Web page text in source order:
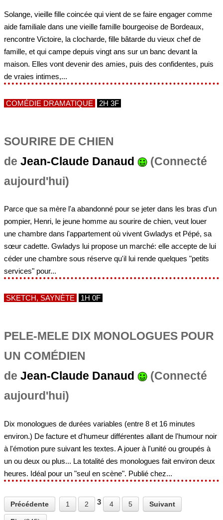
Solange, vieille fille coincée qui vient de se faire engager comme
aide familiale dans une vieille famille bourgeoise de Bordeaux,
rencontre Victoire, la clocharde, fille bâtarde du vieux chef de
famille, et qui campe depuis vingt ans sur un banc devant la
maison. Elles vont devenir des amies, puis des confidentes, puis
de vraies intimes,...
COMÉDIE DRAMATIQUE 2H 3F
SOURIRE DE CHIEN
de Jean-Claude Danaud
(Connecté
aujourd'hui)
Parce que sa mère l'a abandonné pour se jeter dans les bras d'un
pompier, Henri, le jeune homme au sourire de chien, veut louer
une chambre dans l'appartement où vivent Gwladys et Pépé, sa
sœur cadette. Gwladys lui propose un marché: elle accepte de lui
céder une chambre sous réserve qu'il lui rende quelques "petits
services" pour...
SKETCH, SAYNÈTE 1H 0F
PELE-MELE DIX MONOLOGUES POUR
UN COMÉDIEN
de Jean-Claude Danaud
(Connecté
aujourd'hui)
Dix monologues de durées variables (entre 8 et 16 minutes
environ.) De facture et d'humeur différentes allant de l'humour noir
à l'émotion pure suivant les textes. A jouer à l'unité ou groupés à
un ou deux ou plus... La totalité des monologues fait environ deux
heures. Idéal pour un "seul en scène". Publié chez...
Précédente 1 2 3 4 5 Suivant